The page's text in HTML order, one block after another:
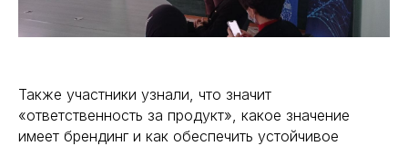
Также участники узнали, что значит
«ответственность за продукт», какое значение
имеет брендинг и как обеспечить устойчивое